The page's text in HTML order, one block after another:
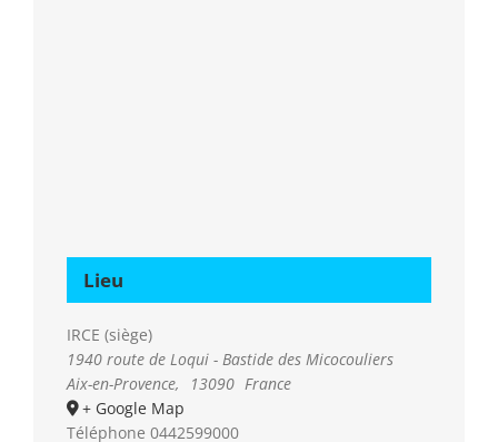
Lieu
IRCE (siège)
1940 route de Loqui - Bastide des Micocouliers
Aix-en-Provence, 13090 France
+ Google Map
Téléphone 0442599000